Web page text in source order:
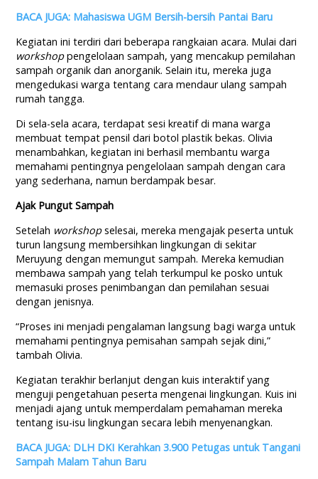
BACA JUGA: Mahasiswa UGM Bersih-bersih Pantai Baru
Kegiatan ini terdiri dari beberapa rangkaian acara. Mulai dari
workshoppengelolaan sampah, yang mencakup pemilahan
sampah organik dan anorganik. Selain itu, mereka juga
mengedukasi warga tentang cara mendaur ulang sampah
rumah tangga.
Di sela-sela acara, terdapat sesi kreatif di mana warga
membuat tempat pensil dari botol plastik bekas. Olivia
menambahkan, kegiatan ini berhasil membantu warga
memahami pentingnya pengelolaan sampah dengan cara
yang sederhana, namun berdampak besar.
Ajak Pungut Sampah
Setelah workshopselesai, mereka mengajak peserta untuk
turun langsung membersihkan lingkungan di sekitar
Meruyung dengan memungut sampah. Mereka kemudian
membawa sampah yang telah terkumpul ke posko untuk
memasuki proses penimbangan dan pemilahan sesuai
dengan jenisnya.
“Proses ini menjadi pengalaman langsung bagi warga untuk
memahami pentingnya pemisahan sampah sejak dini,”
tambah Olivia.
Kegiatan terakhir berlanjut dengan kuis interaktif yang
menguji pengetahuan peserta mengenai lingkungan. Kuis ini
menjadi ajang untuk memperdalam pemahaman mereka
tentang isu-isu lingkungan secara lebih menyenangkan.
BACA JUGA: DLH DKI Kerahkan 3.900 Petugas untuk Tangani
Sampah Malam Tahun Baru